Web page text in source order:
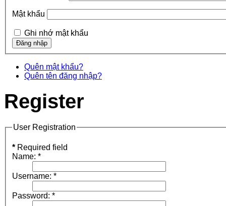
Mật khẩu
Ghi nhớ mật khẩu
Quên mật khẩu?
Quên tên đăng nhập?
Register
User Registration
* Required field
Name: *
Username: *
Password: *